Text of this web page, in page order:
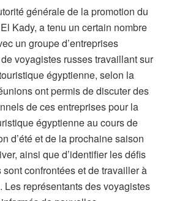
générale de la promotion du
Kady, a tenu un certain nombre
un groupe d’entreprises
voyagistes russes travaillant sur
égyptienne, selon la
ont permis de discuter des
de ces entreprises pour la
égyptienne au cours de
d’été et de la prochaine saison
ainsi que d’identifier les défis
confrontées et de travailler à
Les représentants des voyagistes